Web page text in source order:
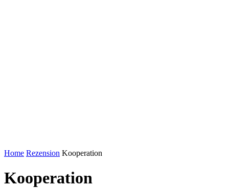
Home Rezension Kooperation
Kooperation